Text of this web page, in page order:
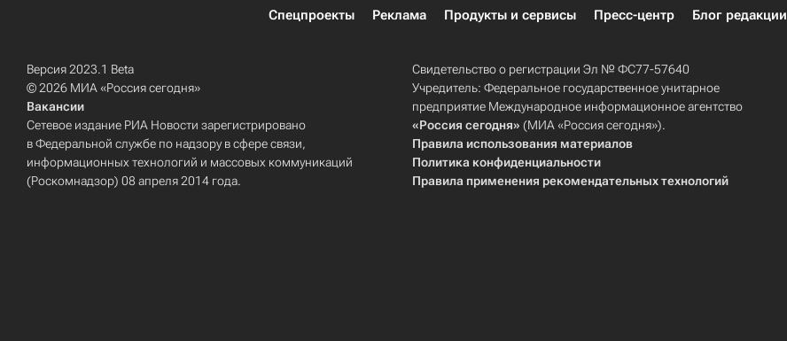
Спецпроекты
Реклама Продукты и сервисы Пресс-центр Блог редакции
Версия 2023.1 Beta
© 2026 МИА «Россия сегодня»
Вакансии
Сетевое издание РИА Новости зарегистрировано
в Федеральной службе по надзору в сфере связи,
информационных технологий и массовых коммуникаций
(Роскомнадзор) 08 апреля 2014 года.
Свидетельство о регистрации Эл № ФС77-57640
Учредитель: Федеральное государственное унитарное
предприятие Международное информационное агентство
«Россия сегодня» (МИА «Россия сегодня»).
Правила использования материалов
Политика конфиденциальности
Правила применения рекомендательных технологий